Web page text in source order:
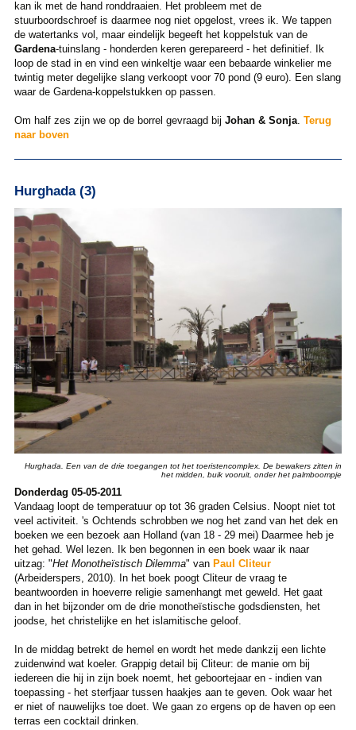
kan ik met de hand ronddraaien. Het probleem met de
stuurboordschroef is daarmee nog niet opgelost, vrees ik. We tappen
de watertanks vol, maar eindelijk begeeft het koppelstuk van de
Gardena-tuinslang - honderden keren gerepareerd - het definitief. Ik
loop de stad in en vind een winkeltje waar een bebaarde winkelier me
twintig meter degelijke slang verkoopt voor 70 pond (9 euro). Een slang
waar de Gardena-koppelstukken op passen.
Om half zes zijn we op de borrel gevraagd bij Johan & Sonja. Terug
naar boven
Hurghada (3)
Hurghada. Een van de drie toegangen tot het toeristencomplex. De bewakers zitten in
het midden, buik vooruit, onder het palmboompje
Donderdag 05-05-2011
Vandaag loopt de temperatuur op tot 36 graden Celsius. Noopt niet tot
veel activiteit. 's Ochtends schrobben we nog het zand van het dek en
boeken we een bezoek aan Holland (van 18 - 29 mei) Daarmee heb je
het gehad. Wel lezen. Ik ben begonnen in een boek waar ik naar
uitzag: "Het Monotheïstisch Dilemma" van Paul Cliteur
(Arbeiderspers, 2010). In het boek poogt Cliteur de vraag te
beantwoorden in hoeverre religie samenhangt met geweld. Het gaat
dan in het bijzonder om de drie monotheïstische godsdiensten, het
joodse, het christelijke en het islamitische geloof.
In de middag betrekt de hemel en wordt het mede dankzij een lichte
zuidenwind wat koeler. Grappig detail bij Cliteur: de manie om bij
iedereen die hij in zijn boek noemt, het geboortejaar en - indien van
toepassing - het sterfjaar tussen haakjes aan te geven. Ook waar het
er niet of nauwelijks toe doet. We gaan zo ergens op de haven op een
terras een cocktail drinken.